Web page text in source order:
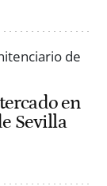
en
Sevilla